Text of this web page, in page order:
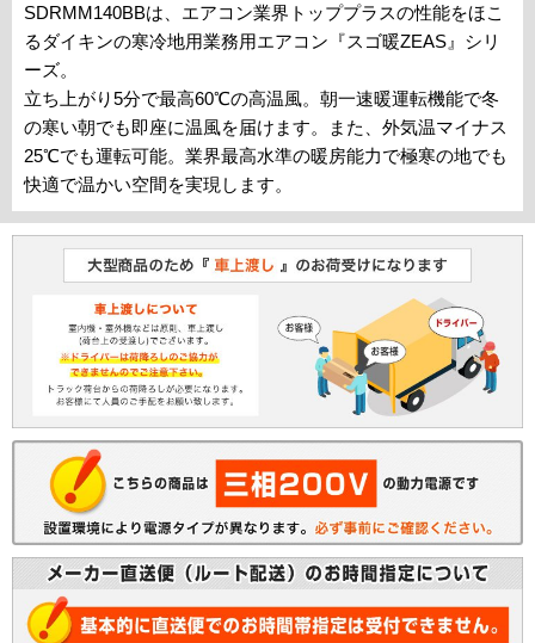
SDRMM140BBは、エアコン業界トッププラスの性能をほこ
るダイキンの寒冷地用業務用エアコン『スゴ暖ZEAS』シリ
ーズ。
立ち上がり5分で最高60℃の高温風。朝一速暖運転機能で冬
の寒い朝でも即座に温風を届けます。また、外気温マイナス
25℃でも運転可能。業界最高水準の暖房能力で極寒の地でも
快適で温かい空間を実現します。